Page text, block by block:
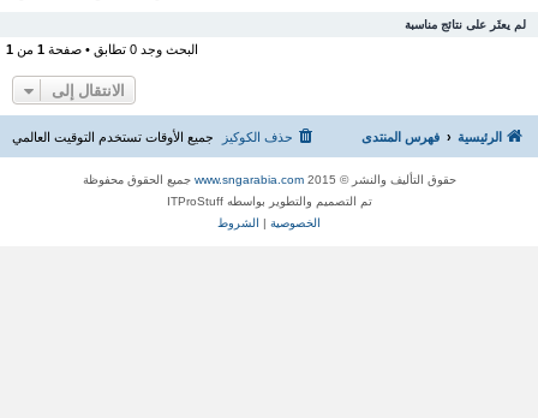
لم يعثَر على نتائج مناسبة
البحث وجد 0 تطابق • صفحة 1 من 1
الانتقال إلى
الرئيسية فهرس المنتدى جميع الأوقات تستخدم التوقيت العالمي حذف الكوكيز
حقوق التأليف والنشر © 2015 www.sngarabia.com جميع الحقوق محفوظة
تم التصميم والتطوير بواسطه ITProStuff
الخصوصية | الشروط